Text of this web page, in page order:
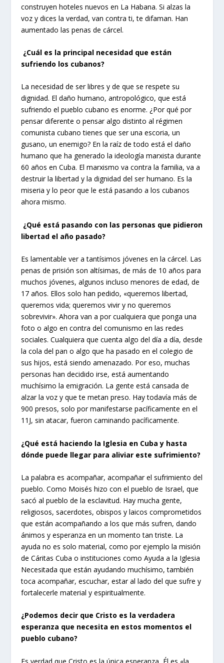
construyen hoteles nuevos en La Habana. Si alzas la
voz y dices la verdad, van contra ti, te difaman. Han
aumentado las penas de cárcel.
¿Cuál es la principal necesidad que están
sufriendo los cubanos?
La necesidad de ser libres y de que se respete su
dignidad. El daño humano, antropológico, que está
sufriendo el pueblo cubano es enorme. ¿Por qué por
pensar diferente o pensar algo distinto al régimen
comunista cubano tienes que ser una escoria, un
gusano, un enemigo? En la raíz de todo está el daño
humano que ha generado la ideología marxista durante
60 años en Cuba. El marxismo va contra la familia, va a
destruir la libertad y la dignidad del ser humano. Es la
miseria y lo peor que le está pasando a los cubanos
ahora mismo.
¿Qué está pasando con las personas que pidieron
libertad el año pasado?
Es lamentable ver a tantísimos jóvenes en la cárcel. Las
penas de prisión son altísimas, de más de 10 años para
muchos jóvenes, algunos incluso menores de edad, de
17 años. Ellos solo han pedido, «queremos libertad,
queremos vida; queremos vivir y no queremos
sobrevivir». Ahora van a por cualquiera que ponga una
foto o algo en contra del comunismo en las redes
sociales. Cualquiera que cuenta algo del día a día, desde
la cola del pan o algo que ha pasado en el colegio de
sus hijos, está siendo amenazado. Por eso, muchas
personas han decidido irse, está aumentando
muchísimo la emigración. La gente está cansada de
alzar la voz y que te metan preso. Hay todavía más de
900 presos, solo por manifestarse pacíficamente en el
11J, sin atacar, fueron caminando pacíficamente.
¿Qué está haciendo la Iglesia en Cuba y hasta
dónde puede llegar para aliviar este sufrimiento?
La palabra es acompañar, acompañar el sufrimiento del
pueblo. Como Moisés hizo con el pueblo de Israel, que
sacó al pueblo de la esclavitud. Hay mucha gente,
religiosos, sacerdotes, obispos y laicos comprometidos
que están acompañando a los que más sufren, dando
ánimos y esperanza en un momento tan triste. La
ayuda no es solo material, como por ejemplo la misión
de Cáritas Cuba o instituciones como Ayuda a la Iglesia
Necesitada que están ayudando muchísimo, también
toca acompañar, escuchar, estar al lado del que sufre y
fortalecerle material y espiritualmente.
¿Podemos decir que Cristo es la verdadera
esperanza que necesita en estos momentos el
pueblo cubano?
Es verdad que Cristo es la única esperanza, Él es «la